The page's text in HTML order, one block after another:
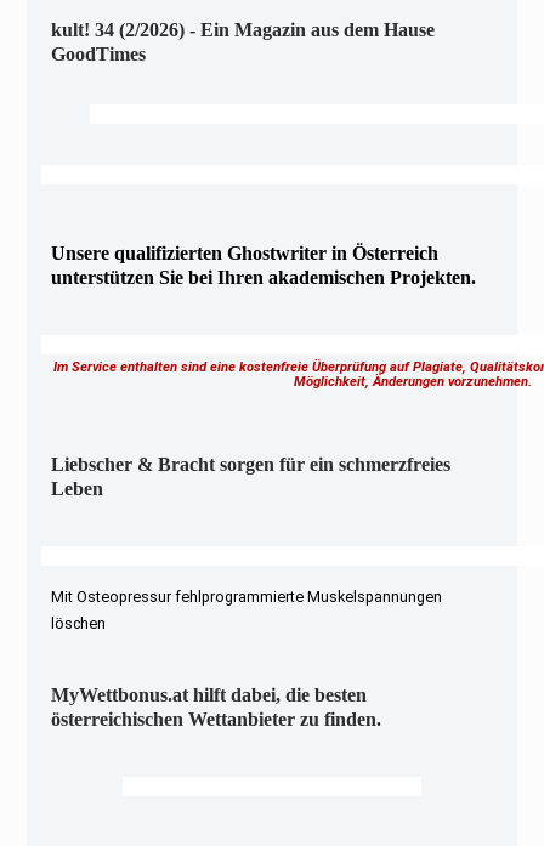
kult! 34 (2/2026) - Ein Magazin aus dem Hause
GoodTimes
Unsere qualifizierten Ghostwriter in Österreich
unterstützen Sie bei Ihren akademischen Projekten.
Im Service enthalten sind eine kostenfreie Überprüfung auf Plagiate,
Möglichkeit, Änderungen vorzunehmen.
Liebscher & Bracht sorgen für ein schmerzfreies
Leben
Mit Osteopressur fehlprogrammierte Muskelspannungen
löschen
MyWettbonus.at hilft dabei, die besten
österreichischen Wettanbieter zu finden.